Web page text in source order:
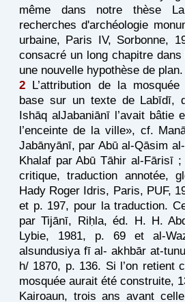
même dans notre thèse
recherches d'archéologie
urbaine, Paris IV, Sorbonne,
consacré un long chapitre
une nouvelle hypothèse de plan.
2L’attribution de la mosquée
base sur un texte de Labīdī,
Ishāq alJabaniānī l’avait bâtie
l’enceinte de la ville», cf.
Jabānyānī, par Abū al-Qāsim
Khalaf par Abū Tāhir al-Fārisī
critique, traduction annotée,
Hady Roger Idris, Paris, PUF,
et p. 197, pour la traduction.
par Tijānī, Riḥla, éd. H. H.
Lybie, 1981, p. 69 et al-
alsundusiya fī al- akhbār at-
h/ 1870, p. 136. Si l’on retient
mosquée aurait été construite,
Kairoaun, trois ans avant